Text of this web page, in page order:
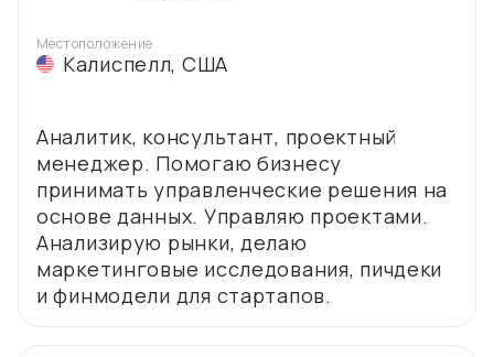
Местоположение
Калиспелл, США
Аналитик, консультант, проектный
менеджер. Помогаю бизнесу
принимать управленческие решения на
основе данных. Управляю проектами.
Анализирую рынки, делаю
маркетинговые исследования, пичдеки